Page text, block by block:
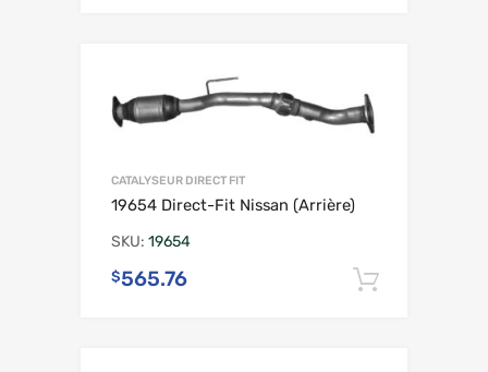
CATALYSEUR DIRECT FIT
19654 Direct-Fit Nissan (Arrière)
SKU: 19654
$565.76